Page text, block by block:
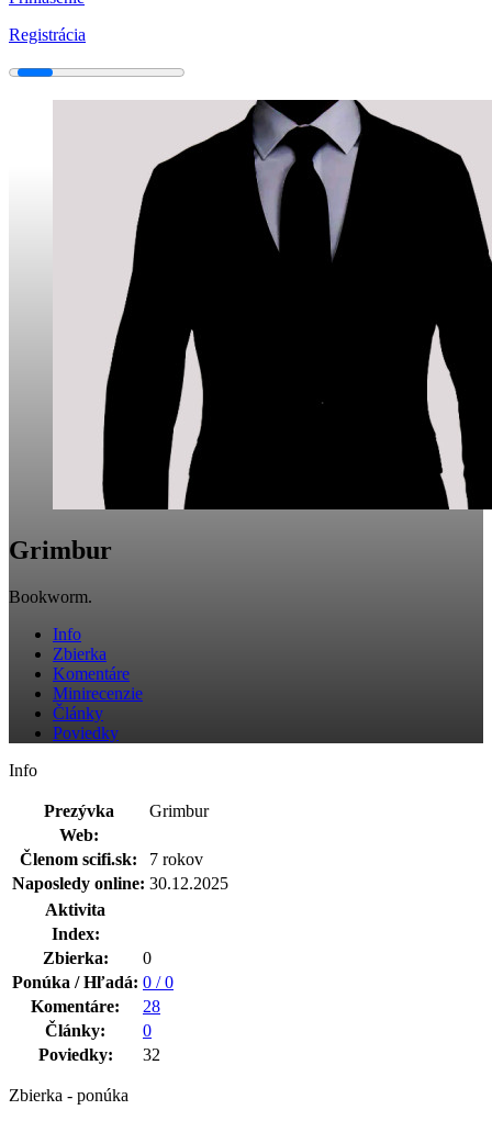
Registrácia
Grimbur
Bookworm.
Info
Zbierka
Komentáre
Minirecenzie
Články
Poviedky
Info
Prezývka
Grimbur
Web:
Členom scifi.sk:
7 rokov
Naposledy online: 30.12.2025
Aktivita
Index:
Zbierka:
0
Ponúka / Hľadá: 0 / 0
Komentáre:
28
Články:
0
Poviedky:
32
Zbierka - ponúka